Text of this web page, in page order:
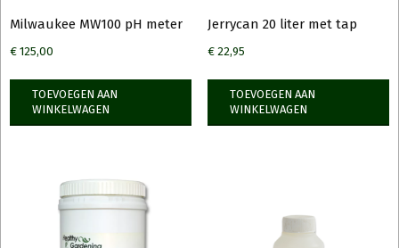
Milwaukee MW100 pH meter
€ 125,00
TOEVOEGEN AAN
WINKELWAGEN
Jerrycan 20 liter met tap
€22,95
TOEVOEGEN AAN
WINKELWAGEN